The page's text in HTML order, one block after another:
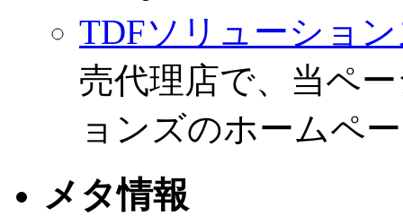
TDFソリューショ
売代理店で、当ペ
ョンズのホームペ
メタ情報